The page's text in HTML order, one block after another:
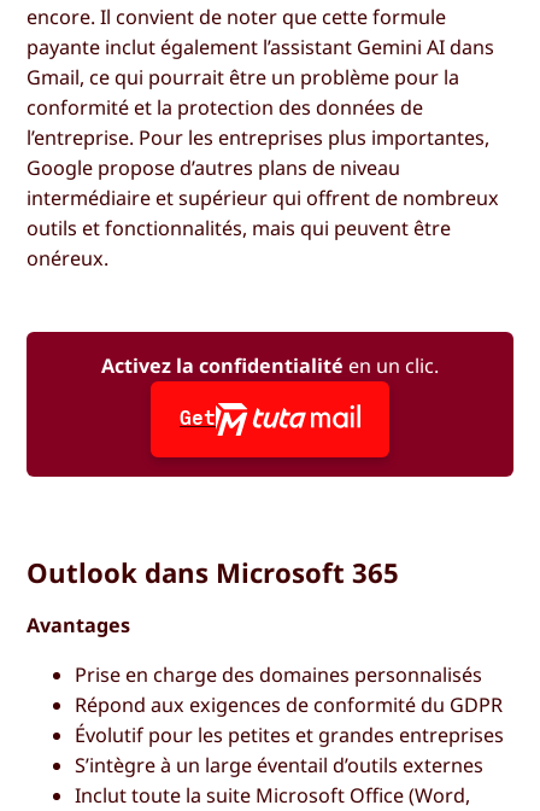
encore. Il convient de noter que cette formule
payante inclut également l’assistant Gemini AI dans
Gmail, ce qui pourrait être un problème pour la
conformité et la protection des données de
l’entreprise. Pour les entreprises plus importantes,
Google propose d’autres plans de niveau
intermédiaire et supérieur qui offrent de nombreux
outils et fonctionnalités, mais qui peuvent être
onéreux.
Activez la confidentialité en un clic.
Get
Outlook dans Microsoft 365
Avantages
Prise en charge des domaines personnalisés
Répond aux exigences de conformité du GDPR
Évolutif pour les petites et grandes entreprises
S’intègre à un large éventail d’outils externes
Inclut toute la suite Microsoft Office (Word,